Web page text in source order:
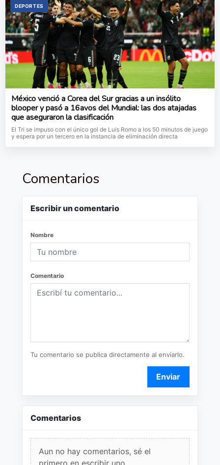
DEPORTES
México venció a Corea del Sur gracias a un insólito
blooper y pasó a 16avos del Mundial: las dos atajadas
que aseguraron la clasificación
El Tri se impuso con el único gol de Luis Romo a los 50 minutos de juego
y espera por un tercero en la instancia de eliminación directa
Comentarios
Escribir un comentario
Nombre
Comentario
Tu comentario se publica directamente al enviarlo.
Enviar
Comentarios
Aun no hay comentarios, sé el